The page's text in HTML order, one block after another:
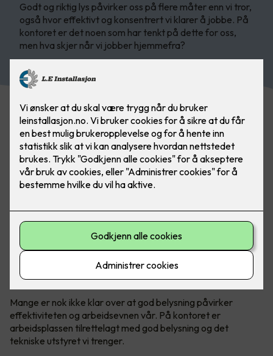
Godt og riktig lys påvirker oss på flere måter enn vi tror,
også hvor effektivt og konsentrert vi klarer å jobbe. På
kontoret er det noen som har tenkt på dette for oss,
men hva skjer når vi jobber hjemmefra?
Mange er nok ikke klar over at god belysning påvirker
effektiviteten og arbeidsevnen vår. På kontoret er
arbeidsplassen tilrettelagt med god belysning og det
tekniske utstyret vi trenger.